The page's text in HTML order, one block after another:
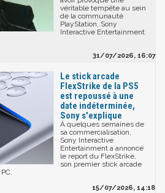
véritable tempête au sein
de la communauté
PlayStation, Sony
Interactive Entertainment
31/07/2026, 16:07
Le stick arcade
FlexStrike de la PS5
est repoussé à une
date indéterminée,
Sony s'explique
À quelques semaines de
sa commercialisation,
Sony Interactive
Entertainment a annoncé
le report du FlexStrike,
son premier stick arcade
15/07/2026, 14:18